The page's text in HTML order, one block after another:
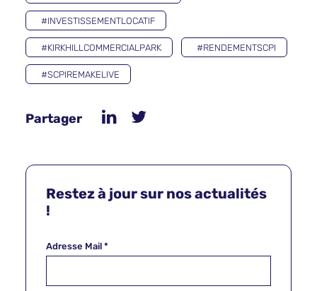
#INVESTISSEMENTLOCATIF
#KIRKHILLCOMMERCIALPARK #RENDEMENTSCPI
#SCPIREMAKELIVE
Partager
Restez à jour sur nos actualités
!
Adresse Mail *